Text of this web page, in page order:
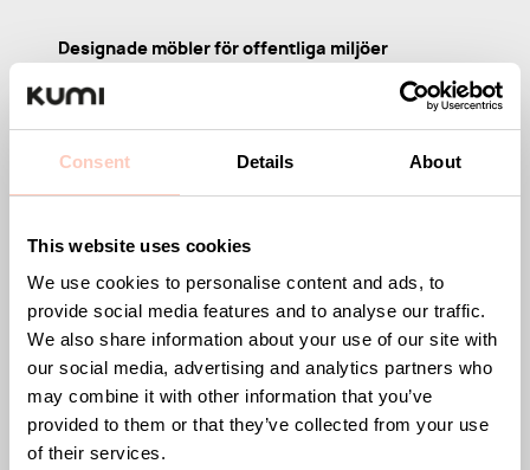
Consent Details About
This website uses cookies
We use cookies to personalise content and ads, to
provide social media features and to analyse our traffic.
We also share information about your use of our site with
our social media, advertising and analytics partners who
may combine it with other information that you’ve
provided to them or that they’ve collected from your use
of their services.
Designade möbler för offentliga miljöer
Kumi erbjuder stilrena och funktionella möbler för
kontor, hotell, restauranger, sporthallar och andra
har även serien Plain med stilrena sko- och
hatthyllor samt serien Straw som innehåller
designade pallar.
Med fokus på smart design, hållbara material och
genomtänkta detaljer skapar vi möbler som inte
bara är funktionella utan också en del av
inredningen.